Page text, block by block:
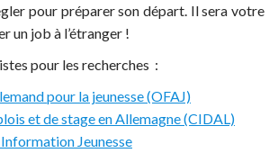
pour préparer son départ. Il sera votre
un job à l’étranger !
pour les recherches :
pour la jeunesse (OFAJ)
et de stage en Allemagne (CIDAL)
Jeunesse